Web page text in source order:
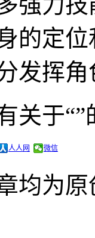
的定
发挥
关于“”
人人网 微信
均为